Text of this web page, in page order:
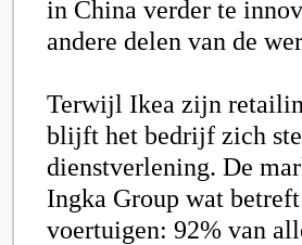
in China verder te
andere delen van de
Terwijl Ikea zijn
blijft het bedrijf zich
dienstverlening. De
Ingka Group wat
voertuigen: 92% van